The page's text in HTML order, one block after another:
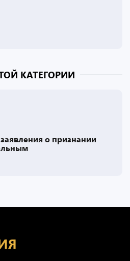
КАТЕГОРИИ
о признании